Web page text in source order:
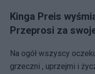
Kinga Preis
Przeprosi za
Na ogół wszyscy
grzeczni , uprzejmi i